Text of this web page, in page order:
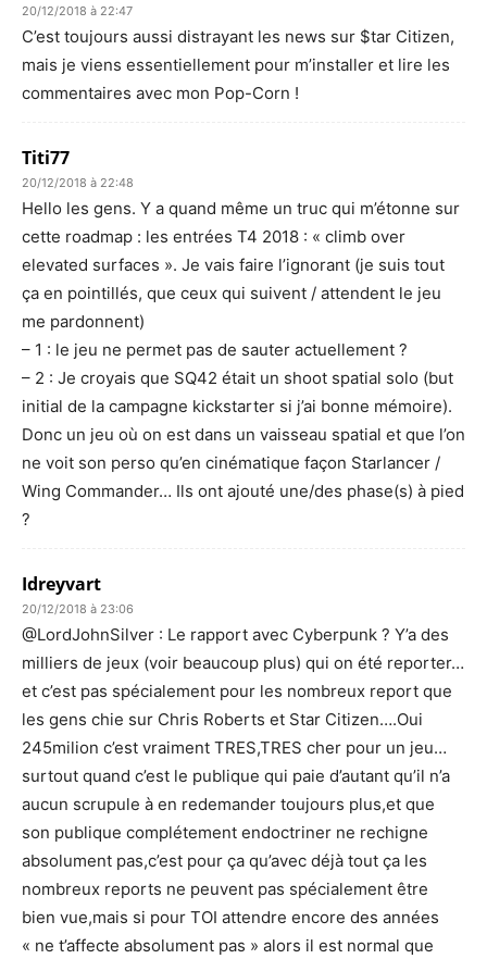
20/12/2018 à 22:47
C’est toujours aussi distrayant les news sur $tar Citizen,
mais je viens essentiellement pour m’installer et lire les
commentaires avec mon Pop-Corn !
Titi77
20/12/2018 à 22:48
Hello les gens. Y a quand même un truc qui m’étonne sur
cette roadmap : les entrées T4 2018 : « climb over
elevated surfaces ». Je vais faire l’ignorant (je suis tout
ça en pointillés, que ceux qui suivent / attendent le jeu
me pardonnent)
– 1 : le jeu ne permet pas de sauter actuellement ?
– 2 : Je croyais que SQ42 était un shoot spatial solo (but
initial de la campagne kickstarter si j’ai bonne mémoire).
Donc un jeu où on est dans un vaisseau spatial et que l’on
ne voit son perso qu’en cinématique façon Starlancer /
Wing Commander… Ils ont ajouté une/des phase(s) à pied
?
Idreyvart
20/12/2018 à 23:06
@LordJohnSilver : Le rapport avec Cyberpunk ? Y’a des
milliers de jeux (voir beaucoup plus) qui on été reporter…
et c’est pas spécialement pour les nombreux report que
les gens chie sur Chris Roberts et Star Citizen….Oui
245milion c’est vraiment TRES,TRES cher pour un jeu…
surtout quand c’est le publique qui paie d’autant qu’il n’a
aucun scrupule à en redemander toujours plus,et que
son publique complétement endoctriner ne rechigne
absolument pas,c’est pour ça qu’avec déjà tout ça les
nombreux reports ne peuvent pas spécialement être
bien vue,mais si pour TOI attendre encore des années
« ne t’affecte absolument pas » alors il est normal que